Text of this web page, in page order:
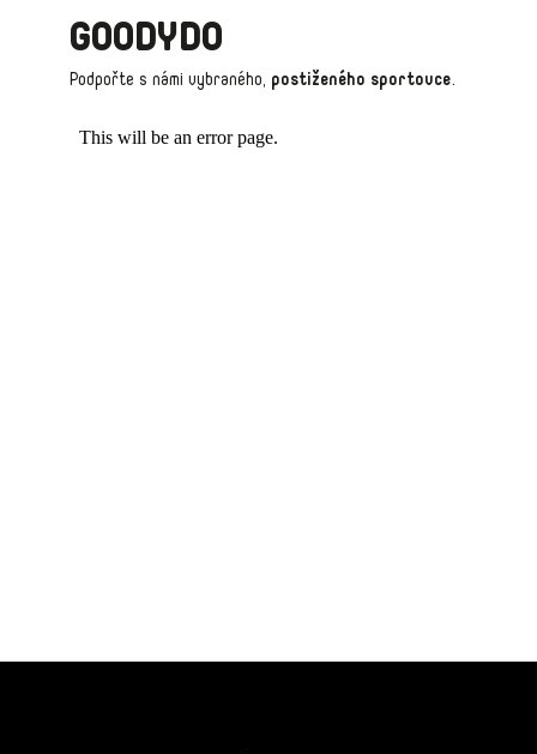
GOODYDO
Podpořte s námi vybraného, postiženého sportovce.